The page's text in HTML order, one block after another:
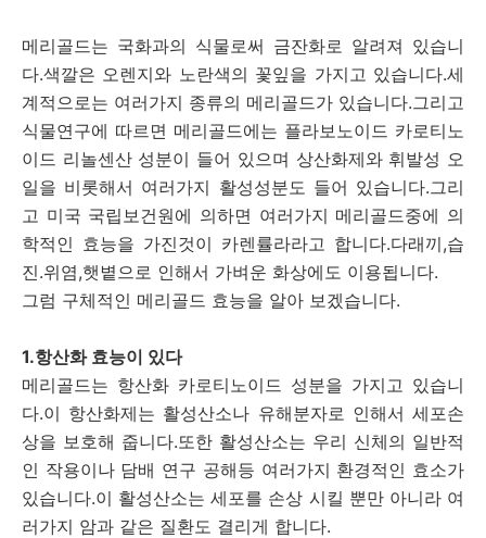
메리골드는 국화과의 식물로써 금잔화로 알려져 있습니
다.색깔은 오렌지와 노란색의 꽃잎을 가지고 있습니다.세
계적으로는 여러가지 종류의 메리골드가 있습니다.그리고
식물연구에 따르면 메리골드에는 플라보노이드 카로티노
이드 리놀센산 성분이 들어 있으며 상산화제와 휘발성 오
일을 비롯해서 여러가지 활성성분도 들어 있습니다.그리
고 미국 국립보건원에 의하면 여러가지 메리골드중에 의
학적인 효능을 가진것이 카렌률라라고 합니다.다래끼,습
진.위염,햇볕으로 인해서 가벼운 화상에도 이용됩니다.
그럼 구체적인 메리골드 효능을 알아 보겠습니다.
1.항산화 효능이 있다
메리골드는 항산화 카로티노이드 성분을 가지고 있습니
다.이 항산화제는 활성산소나 유해분자로 인해서 세포손
상을 보호해 줍니다.또한 활성산소는 우리 신체의 일반적
인 작용이나 담배 연구 공해등 여러가지 환경적인 효소가
있습니다.이 활성산소는 세포를 손상 시킬 뿐만 아니라 여
러가지 암과 같은 질환도 결리게 합니다.